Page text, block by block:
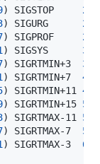
) SIGSTOP 20
) SIGURG 24
) SIGPROF 28
) SIGSYS 34
) SIGRTMIN+3 38
) SIGRTMIN+7 42
) SIGRTMIN+11 46
) SIGRTMIN+15 50
) SIGRTMAX-11 54
) SIGRTMAX-7 58
) SIGRTMAX-3 62